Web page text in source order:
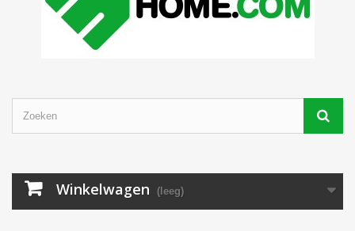
Winkelwagen (leeg)